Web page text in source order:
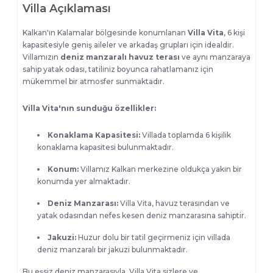
Villa Açıklaması
Kalkan'ın Kalamalar bölgesinde konumlanan Villa Vita, 6 kişi
kapasitesiyle geniş aileler ve arkadaş grupları için idealdir.
Villamızın deniz manzaralı havuz terası ve aynı manzaraya
sahip yatak odası, tatiliniz boyunca rahatlamanız için
mükemmel bir atmosfer sunmaktadır.
Villa Vita'nın sunduğu özellikler:
Konaklama Kapasitesi: Villada toplamda 6 kişilik
konaklama kapasitesi bulunmaktadır.
Konum: Villamız Kalkan merkezine oldukça yakın bir
konumda yer almaktadır.
Deniz Manzarası: Villa Vita, havuz terasından ve
yatak odasından nefes kesen deniz manzarasına sahiptir.
Jakuzi: Huzur dolu bir tatil geçirmeniz için villada
deniz manzaralı bir jakuzi bulunmaktadır.